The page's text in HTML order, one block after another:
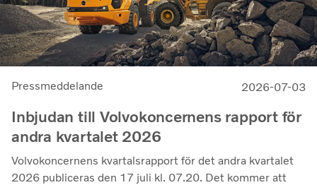
Pressmeddelande 2026-07-03
Inbjudan till Volvokoncernens rapport för
andra kvartalet 2026
Volvokoncernens kvartalsrapport för det andra kvartalet
2026 publiceras den 17 juli kl. 07.20. Det kommer att